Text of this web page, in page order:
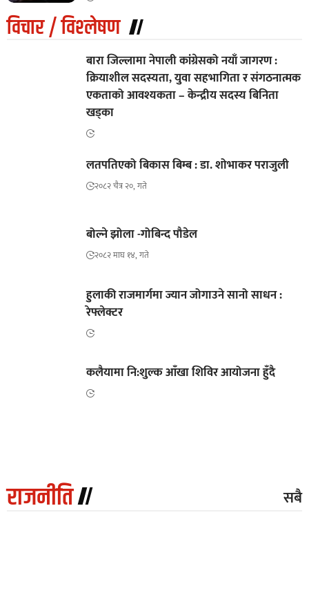
विचार / विश्‍लेषण
बारा जिल्लामा नेपाली कांग्रेसको नयाँ जागरण :
क्रियाशील सदस्यता, युवा सहभागिता र संगठनात्मक
एकताको आवश्यकता – केन्द्रीय सदस्य बिनिता
खड्का
लतपतिएको बिकास बिम्ब : डा. शोभाकर पराजुली
२०८२ चैत्र २०, गते
बोल्ने झोला -गोबिन्द पौडेल
२०८२ माघ १४, गते
हुलाकी राजमार्गमा ज्यान जोगाउने सानो साधन :
रेफ्लेक्टर
कलैयामा नि:शुल्क आँखा शिविर आयोजना हुँदै
राजनीति सबै